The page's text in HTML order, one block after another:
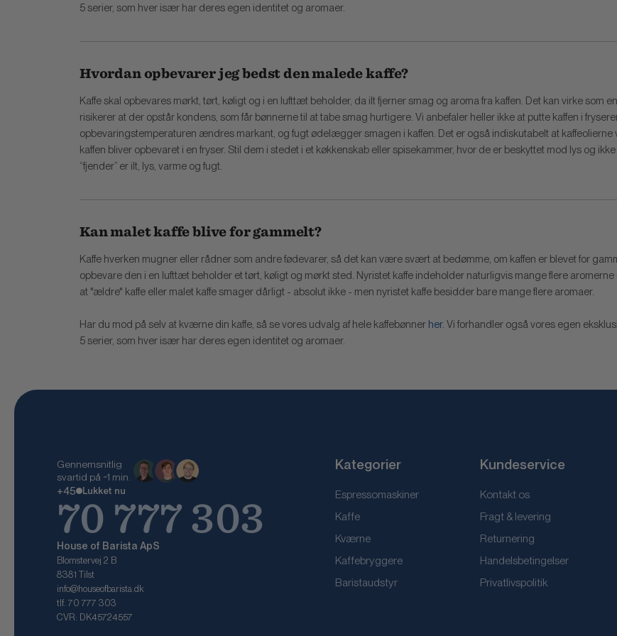
5 serier, som hver især har deres egen identitet og aromaer.
Hvordan opbevarer jeg bedst den malede kaffe?
Kaffe skal opbevares mørkt, tørt, køligt og i en lufttæt beholder, da ilt fjerner smag og aroma fra kaffen. Det kan virke som
risikerer at der opstår kondens, som får bønnerne til at tabe smag hurtigere. Vi anbefaler heller ikke at putte kaffen i
opbevaringstemperaturen ændres markant, og fugt ødelægger smagen i kaffen. Det er også indiskutabelt at kaffeolierne
kaffen bliver opbevaret i en fryser. Stil dem i stedet i et køkkenskab eller spisekammer, hvor de er beskyttet mod lys og
“fjender” er ilt, lys, varme og fugt.
Kan malet kaffe blive for gammelt?
Kaffe hverken mugner eller rådner som andre fødevarer, så det kan være svært at bedømme, om kaffen er blevet for
opbevare den i en lufttæt beholder et tørt, køligt og mørkt sted. Nyristet kaffe indeholder naturligvis mange flere
at "ældre" kaffe eller malet kaffe smager dårligt - absolut ikke - men nyristet kaffe besidder bare mange flere aromaer.
Har du mod på selv at kværne din kaffe, så se vores udvalg af hele kaffebønner her. Vi forhandler også vores egen
5 serier, som hver især har deres egen identitet og aromaer.
Gennemsnitlig
svartid på ~1 min.
+45 Lukket nu
70 777 303
House of Barista ApS
Blomstervej 2 B
8381 Tilst
info@houseofbarista.dk
tlf. 70 777 303
CVR: DK45724557
Kategorier
Espressomaskiner
Kaffe
Kværne
Kaffebryggere
Baristaudstyr
Kundeservice
Kontakt os
Fragt & levering
Returnering
Handelsbetingelser
Privatlivspolitik